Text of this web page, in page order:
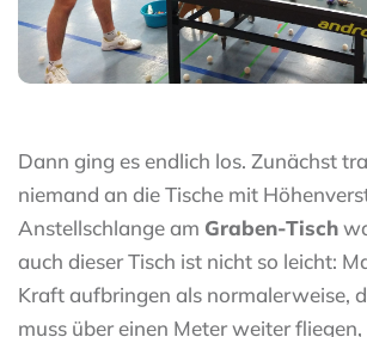
Dann ging es endlich los. Zunächst
niemand an die Tische mit
Anstellschlange am Graben-Tisch
auch dieser Tisch ist nicht so leicht:
Kraft aufbringen als normalerweise,
muss über einen Meter weiter